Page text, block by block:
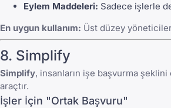
Eylem Maddeleri: Sadece işlerle
En uygun kullanım: Üst düzey
8. Simplify
Simplify, insanların işe başvurma
araçtır.
İşler İçin "Ortak Başvuru"